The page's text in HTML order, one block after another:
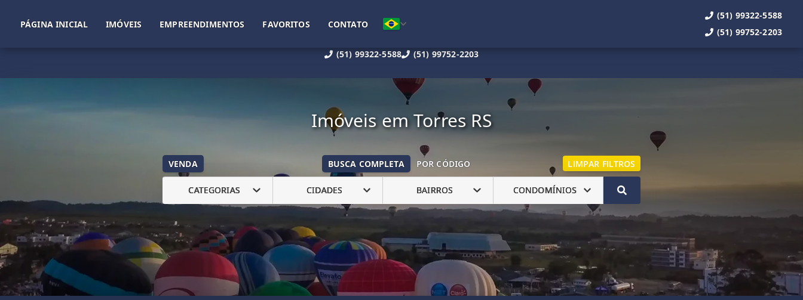
(51) 99322-5588 (51) 99752-2203
PÁGINA INICIAL IMÓVEIS EMPREENDIMENTOS FAVORITOS CONTATO
(51) 99322-5588
(51) 99752-2203
Imóveis em Torres RS
VENDA BUSCA COMPLETA POR CÓDIGO LIMPAR FILTROS
CATEGORIAS CIDADES BAIRROS CONDOMÍNIOS